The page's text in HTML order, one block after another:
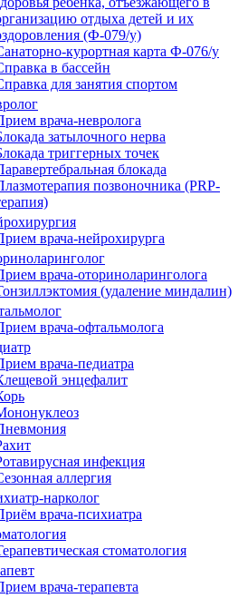
отдыха детей и их
(Ф-079/у)
курортная карта Ф-076/у
в бассейн
для занятия спортом
врача-невролога
затылочного нерва
триггерных точек
блокада
позвоночника (PRP-
врача-нейрохирурга
врача-оториноларинголога
(удаление миндалин)
врача-офтальмолога
врача-педиатра
энцефалит
инфекция
аллергия
нарколог
врача-психиатра
стоматология
врача-терапевта